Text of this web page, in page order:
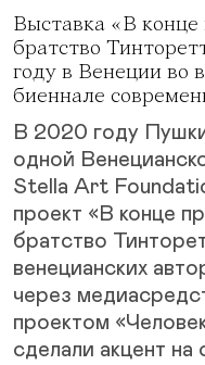
Выставка «В конце
братство
году в Венеции во
биеннале
В 2020 году
одной
Stella Art
проект «В конце
братство
венецианских
через
проектом
сделали акцент